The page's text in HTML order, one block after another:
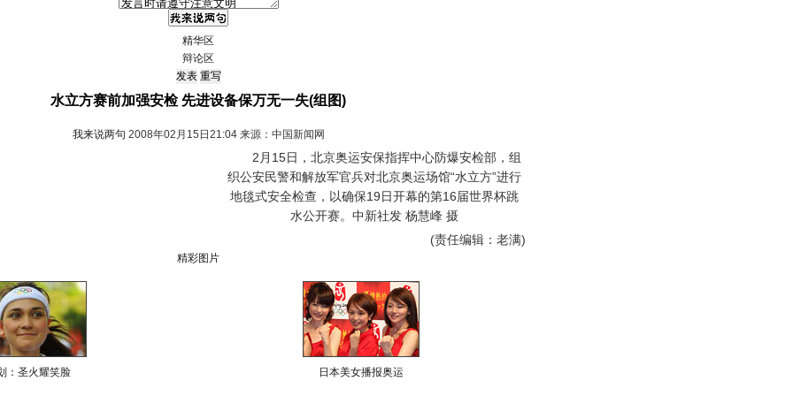
精华区
辩论区
水立方赛前加强安检 先进设备保万无一失(组图)
我来说两句 2008年02月15日21:04 来源：中国新闻网
2月15日，北京奥运安保指挥中心防爆安检部，组
织公安民警和解放军官兵对北京奥运场馆“水立方”进行
地毯式安全检查，以确保19日开幕的第16届世界杯跳
水公开赛。中新社发 杨慧峰 摄
(责任编辑：老满)
精彩图片
：圣火耀笑脸 日本美女播报奥运